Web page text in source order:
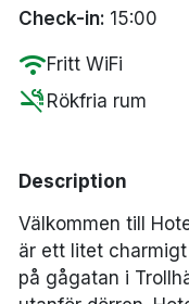
Check-in: 15:00
wifiFritt WiFi
smoke_free Rökfria rum
Description
Välkommen till
är ett litet
på gågatan i